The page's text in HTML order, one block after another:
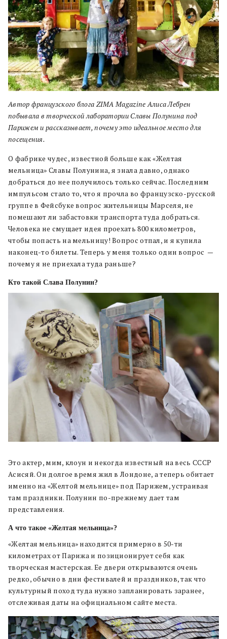
Автор французского блога ZIMA Magazine Алиса Лебрен
побывала в творческой лаборатории Славы Полунина под
Парижем и рассказывает, почему это идеальное место для
посещения.
О фабрике чудес, известной больше как «Желтая
мельница» Славы Полунина, я знала давно, однако
добраться до нее получилось только сейчас. Последним
импульсом стало то, что я прочла во французско-русской
группе в Фейсбуке вопрос жительницы Марселя, не
помешают ли забастовки транспорта туда добраться.
Человека не смущает идея проехать 800 километров,
чтобы попасть на мельницу! Вопрос отпал, и я купила
наконец-то билеты. Теперь у меня только один вопрос —
почему я не приехала туда раньше?
Кто такой Слава Полунин?
Это актер, мим, клоун и некогда известный на весь СССР
Асисяй. Он долгое время жил в Лондоне, а теперь обитает
именно на «Желтой мельнице» под Парижем, устраивая
там праздники. Полунин по-прежнему дает там
представления.
А что такое «Желтая мельница»?
«Желтая мельница» находится примерно в 50-ти
километрах от Парижа и позиционирует себя как
творческая мастерская. Ее двери открываются очень
редко, обычно в дни фестивалей и праздников, так что
культурный поход туда нужно запланировать заранее,
отслеживая даты на официальном сайте места.